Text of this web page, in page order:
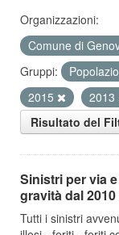
Organizzazioni:
Comune di
Gruppi:
2015
2013
Risultato del
Sinistri per via
gravità dal 2010
Tutti i sinistri